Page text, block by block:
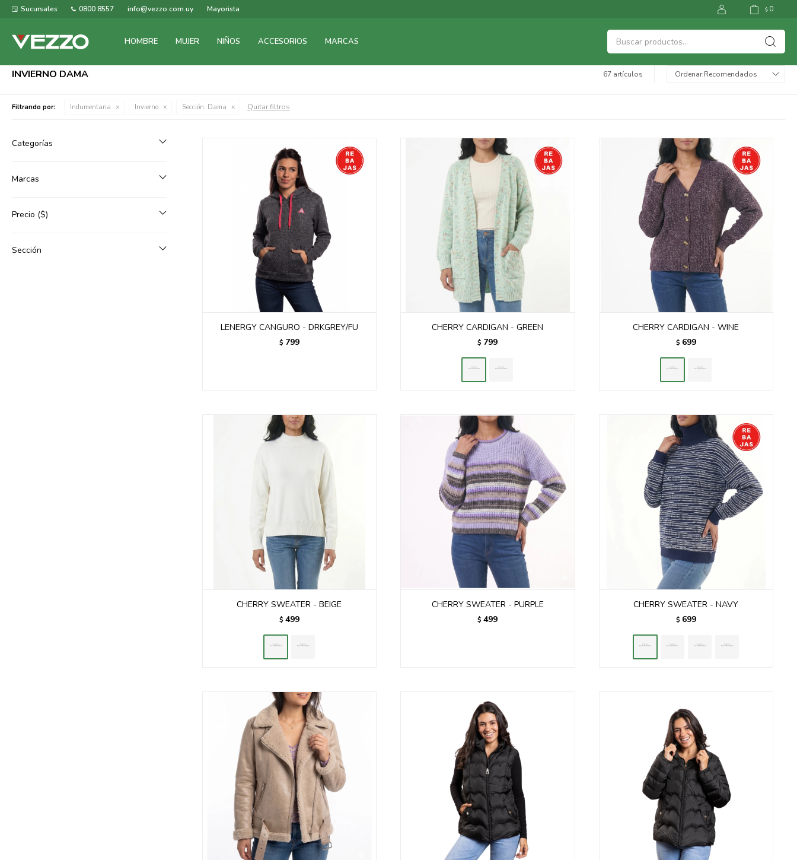
HOMBRE MUJER NIÑOS ACCESORIOS MARCAS
$ 0
Sucursales 0800 8557 info@vezzo.com.uy Mayorista
INVIERNO DAMA 67 artículos Recomendados
Filtrando por: Indumentaria Invierno Sección: Dama Quitar filtros
LENERGY CANGURO - DRKGREY/FU
$ 799
CHERRY CARDIGAN - GREEN
$ 799
CHERRY CARDIGAN - WINE
$ 699
CHERRY SWEATER - BEIGE
$ 499
CHERRY SWEATER - PURPLE
$ 499
CHERRY SWEATER - NAVY
$ 699
Categorías
Marcas
Precio ($)
Sección